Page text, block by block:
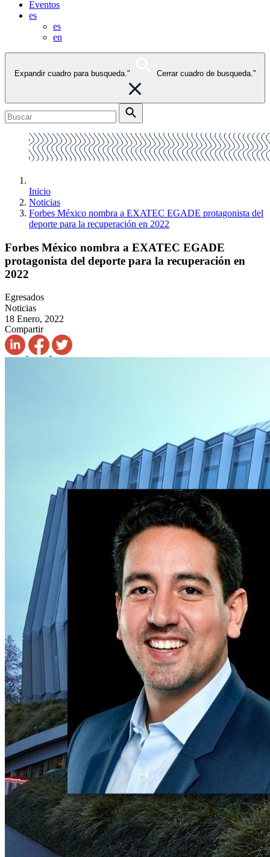
Eventos
es
es
en
Expandir cuadro para busqueda." Cerrar cuadro de busqueda."
Inicio
Noticias
Forbes México nombra a EXATEC EGADE protagonista del
deporte para la recuperación en 2022
Forbes México nombra a EXATEC EGADE
protagonista del deporte para la recuperación en
2022
Egresados
Noticias
18 Enero, 2022
Compartir